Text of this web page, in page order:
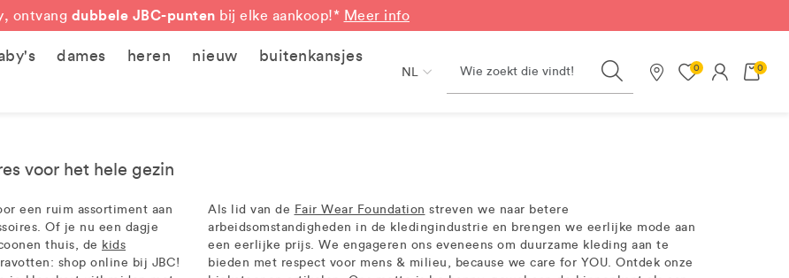
ontvang dubbele JBC-punten bij elke aankoop!* Meer info
dames heren nieuw buitenkansjes
NL Search
Onze winkels
0 0
voor het hele gezin
een ruim assortiment aan
Of je nu een dagje
thuis, de kids
shop online bij JBC!
Als lid van de Fair Wear Foundation streven we naar betere
arbeidsomstandigheden in de kledingindustrie en brengen we eerlijke mode aan
een eerlijke prijs. We engageren ons eveneens om duurzame kleding aan te
bieden met respect voor mens & milieu, because we care for YOU. Ontdek onze